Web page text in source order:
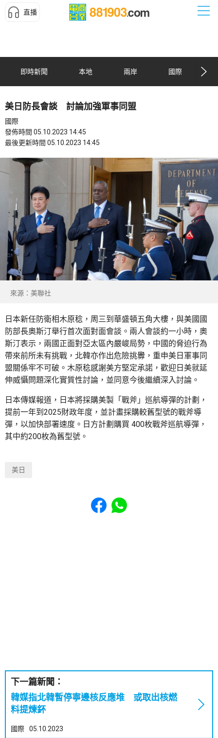
直播
即時新聞 本地 兩岸 國際
美日防長會談 討論加強軍事同盟
國際
發佈時間 05.10.2023 14:45
最後更新時間 05.10.2023 14:45
來源：美聯社
日本新任防衛相木原稔，周三到華盛頓五角大樓，與美國國
防部長奧斯汀舉行首次面對面會談。兩人會談約一小時，奧
斯汀表示，兩國正面對亞太區內嚴峻局勢，中國的脅迫行為
帶來前所未有挑戰，北韓亦作出危險挑釁，重申美日軍事同
盟關係牢不可破。木原稔感謝美方堅定承諾，歡迎日美就延
伸威懾問題深化實質性討論，並同意今後繼續深入討論。
日本傳媒報道，日本將採購美製「戰斧」巡航導彈的計劃，
提前一年到2025財政年度，並計畫採購較舊型號的戰斧導
彈，以加快部署速度。日方計劃購買 400枚戰斧巡航導彈，
其中約200枚為舊型號。
美日
Share to Facebook
Share to WhatsApp
下一篇新聞：
韓媒指北韓暫停寧邊核反應堆 或取出核燃
料提煉鈈
國際 05.10.2023